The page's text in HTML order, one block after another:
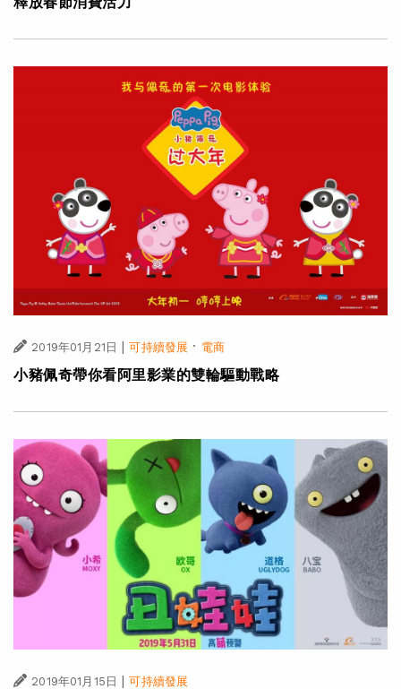
2019年01月21日 | 可持續發展 · 電商
小豬佩奇帶你看阿里影業的雙輪驅動戰略
2019年01月15日 | 可持續發展